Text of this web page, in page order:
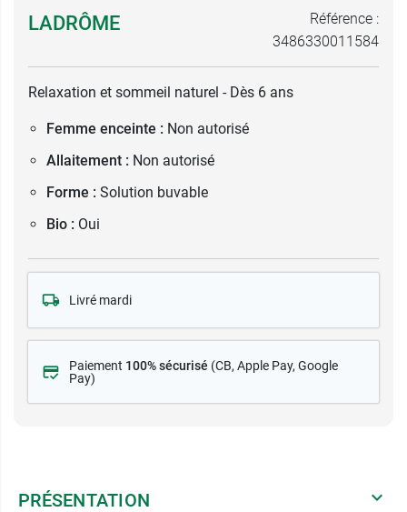
LADRÔME
Référence :
3486330011584
Relaxation et sommeil naturel - Dès 6 ans
Femme enceinte : Non autorisé
Allaitement : Non autorisé
Forme : Solution buvable
Bio : Oui
Livré mardi
Paiement 100% sécurisé (CB, Apple Pay, Google
Pay)
PRÉSENTATION